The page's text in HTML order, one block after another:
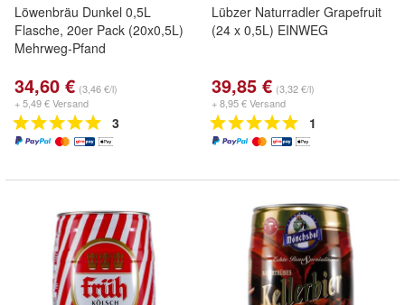
Löwenbräu Dunkel 0,5L
Flasche, 20er Pack (20x0,5L)
Mehrweg-Pfand
34,60 € (3,46 €/l)
+ 5,49 € Versand
3
Lübzer Naturradler Grapefruit
(24 x 0,5L) EINWEG
39,85 € (3,32 €/l)
+ 8,95 € Versand
1